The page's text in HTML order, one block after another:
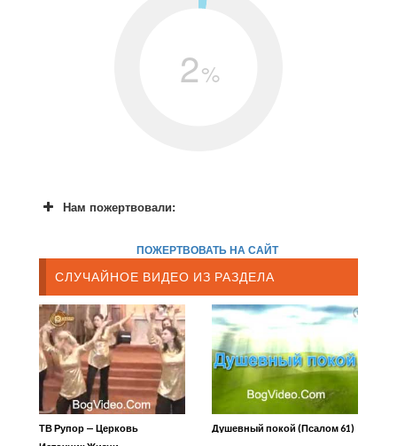
2%
Нам пожертвовали:
ПОЖЕРТВОВАТЬ НА САЙТ
СЛУЧАЙНОЕ ВИДЕО ИЗ РАЗДЕЛА
ТВ Рупор — Церковь
Душевный покой (Псалом 61)